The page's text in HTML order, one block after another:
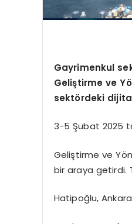
Gayrimenkul
Geliştirme veYö
sektördeki
3-5 Şubat 2025
Geliştirme ve
bir araya getirdi.
Hatipoğlu,